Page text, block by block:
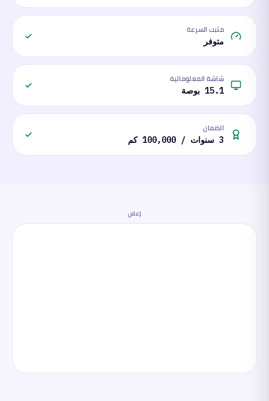
مثبت السرعة
متوفر
شاشة المعلوماتية
15.1 بوصة
الضمان
3 سنوات / 100,000 كم
إعلان